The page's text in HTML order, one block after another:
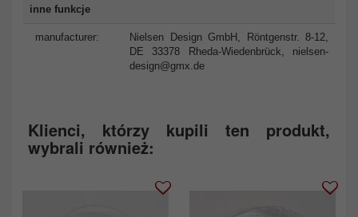
inne funkcje
manufacturer:
Nielsen Design GmbH, Röntgenstr. 8-12,
DE 33378 Rheda-Wiedenbrück, nielsen-
design@gmx.de
Klienci, którzy kupili ten produkt,
wybrali również: